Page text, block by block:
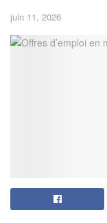
juin 11, 2026